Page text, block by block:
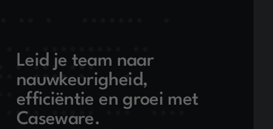
Leid je team naar
nauwkeurigheid,
efficiëntie en groei met
Caseware.